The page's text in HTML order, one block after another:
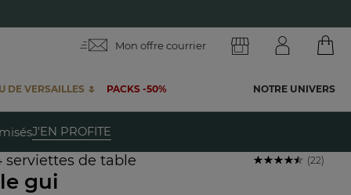
Mon offre courrier
DE VERSAILLES 🌷 PACKS -50% NOTRE UNIVERS
J'EN PROFITE
serviettes de table
gui
(22)